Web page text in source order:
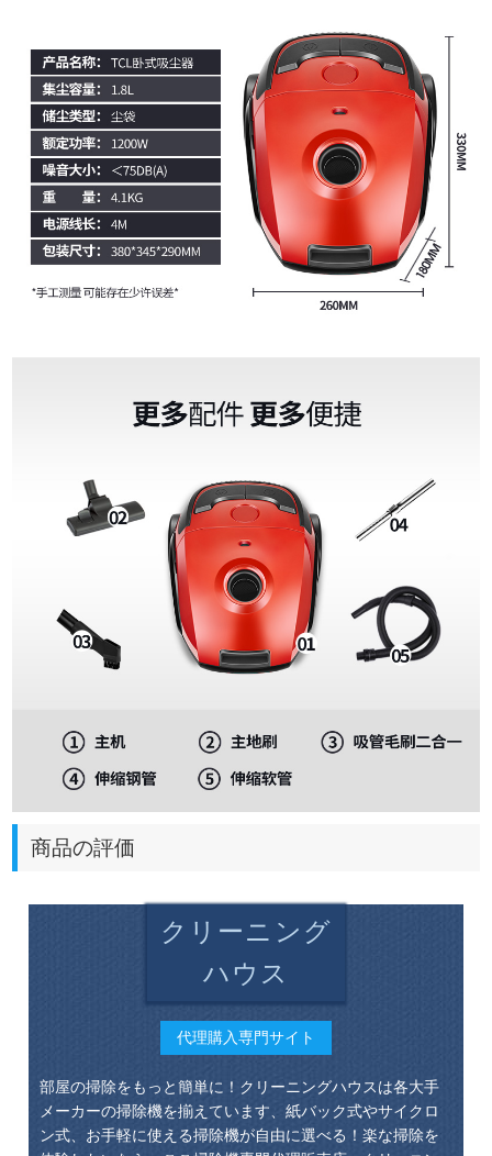
商品の評価
クリーニング
ハウス
代理購入専門サイト
部屋の掃除をもっと簡単に！クリーニングハウスは各大手
メーカーの掃除機を揃えています、紙バック式やサイクロ
ン式、お手軽に使える掃除機が自由に選べる！楽な掃除を